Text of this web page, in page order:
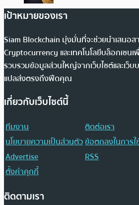
เป้าหมายของเรา
Siam Blockchain มุ่งมั่นที่จะช่วยนำเสนอส
Cryptocurrency และเทคโนโลยีบล็อกเชนเ
รวบรวมข้อมูลส่วนใหญ่จากเว็บไซต์และเว็บ
แปลส่งตรงถึงฟีดคุณ
เกี่ยวกับเว็บไซต์นี้
ทีมงาน
ติดต่อเรา
นโยบายความเป็นส่วนตัวข้อตกลงในการ
Advertise
RSS
ตั้งค่าคุกกี้
ติดตามเรา